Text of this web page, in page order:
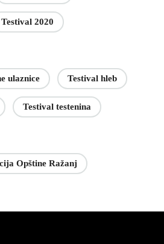
Testival 2020
ulaznice Testival hleb
Testival testenina
Opštine Ražanj